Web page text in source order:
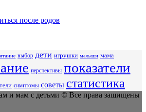
после родов
выбор дети игрушки малыши мама
перспективы показатели
симптомы советы статистика
и мам с детьми © Все права защищены